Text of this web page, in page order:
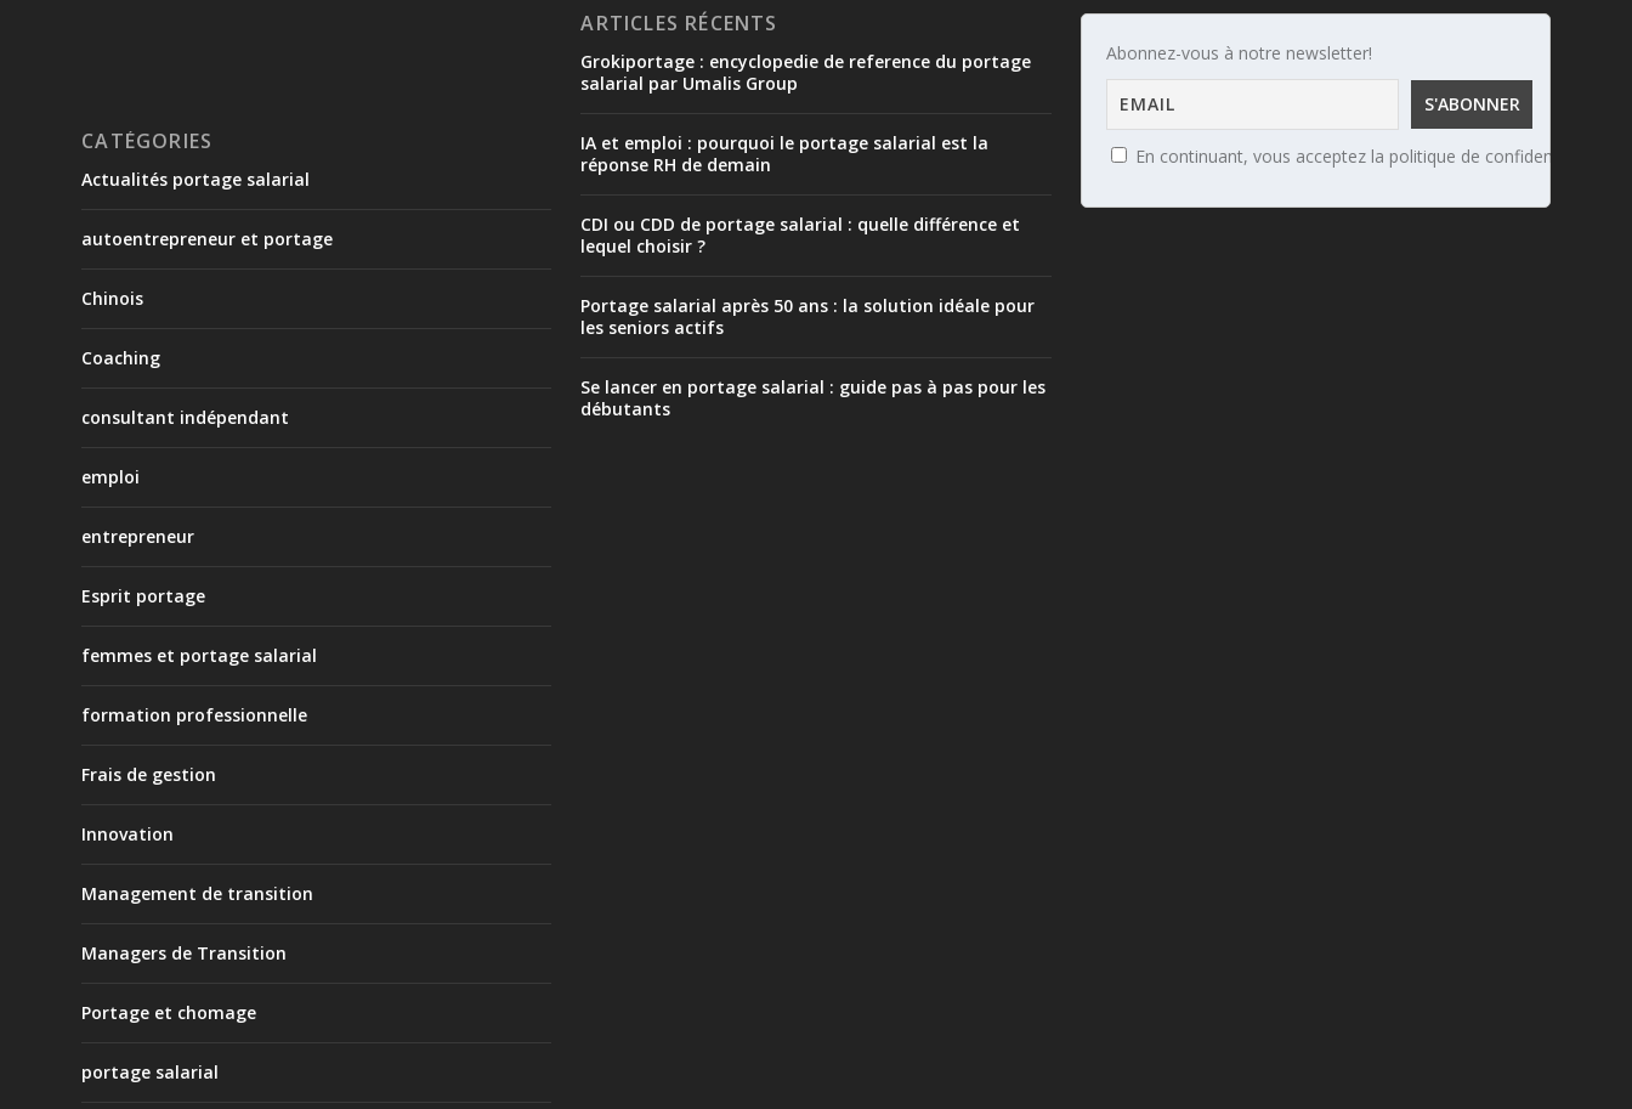
CATÉGORIES
Actualités portage salarial
autoentrepreneur et portage
Chinois
Coaching
consultant indépendant
emploi
entrepreneur
Esprit portage
femmes et portage salarial
formation professionnelle
Frais de gestion
Innovation
Management de transition
Managers de Transition
Portage et chomage
portage salarial
ARTICLES RÉCENTS
Grokiportage : encyclopedie de reference du portage
salarial par Umalis Group
IA et emploi : pourquoi le portage salarial est la
réponse RH de demain
CDI ou CDD de portage salarial : quelle différence et
lequel choisir ?
Portage salarial après 50 ans : la solution idéale pour
les seniors actifs
Se lancer en portage salarial : guide pas à pas pour les
débutants
Abonnez-vous à notre newsletter!
En continuant, vous acceptez la politique de confidentialité